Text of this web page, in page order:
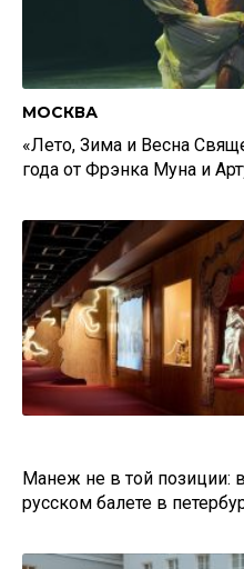
МОСКВА
«Лето, Зима и Весна
года от Фрэнка Муна и
Манеж не в той позиции:
русском балете в